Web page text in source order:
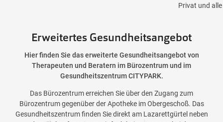
Privat und
Erweitertes Gesundheitsangebot
Hier finden Sie das erweiterte Gesundheitsangebot von
Therapeuten und Beratern im Bürozentrum und im
Gesundheitszentrum CITYPARK.
Das Bürozentrum erreichen Sie über den Zugang zum
Bürozentrum gegenüber der Apotheke im Obergeschoß. Das
Gesundheitszentrum finden Sie direkt am Lazarettgürtel neben